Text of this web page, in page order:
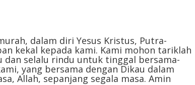
dalam diri Yesus Kristus, Putra-
kekal kepada kami. Kami mohon tariklah
selalu rindu untuk tinggal bersama-
yang bersama dengan Dikau dalam
Allah, sepanjang segala masa. Amin